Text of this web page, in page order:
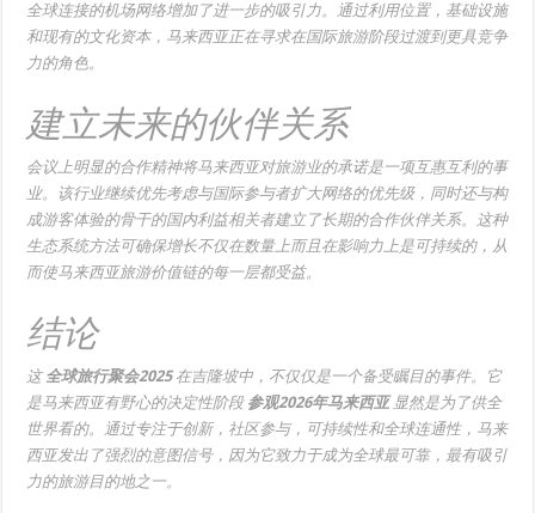
全球连接的机场网络增加了进一步的吸引力。通过利用位置，基础设施
和现有的文化资本，马来西亚正在寻求在国际旅游阶段过渡到更具竞争
力的角色。
建立未来的伙伴关系
会议上明显的合作精神将马来西亚对旅游业的承诺是一项互惠互利的事
业。该行业继续优先考虑与国际参与者扩大网络的优先级，同时还与构
成游客体验的骨干的国内利益相关者建立了长期的合作伙伴关系。这种
生态系统方法可确保增长不仅在数量上而且在影响力上是可持续的，从
而使马来西亚旅游价值链的每一层都受益。
结论
这全球旅行聚会2025在吉隆坡中，不仅仅是一个备受瞩目的事件。它
是马来西亚有野心的决定性阶段 参观2026年马来西亚显然是为了供全
世界看的。通过专注于创新，社区参与，可持续性和全球连通性，马来
西亚发出了强烈的意图信号，因为它致力于成为全球最可靠，最有吸引
力的旅游目的地之一。